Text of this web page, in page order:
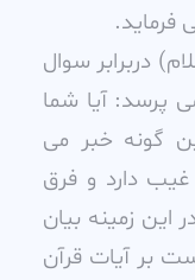
فرمايد.
دربرابر سوال
پرسد: آيا شما
گونه خبر مى
غيب دارد و فرق
اين زمينه بيان
بر آيات قرآن